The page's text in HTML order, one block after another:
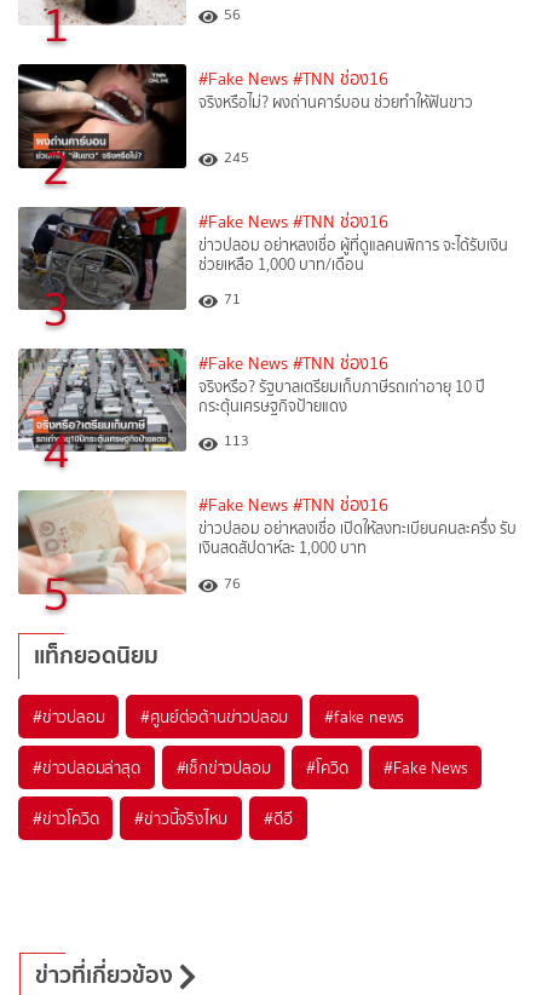
1 56
2
#Fake News #TNN ช่อง16
จริงหรือไม่? ผงถ่านคาร์บอน ช่วยทำให้ฟันขาว
245
3
#Fake News #TNN ช่อง16
ข่าวปลอม อย่าหลงเชื่อ ผู้ที่ดูแลคนพิการ จะได้รับเงิน
ช่วยเหลือ 1,000 บาท/เดือน
71
4
#Fake News #TNN ช่อง16
จริงหรือ? รัฐบาลเตรียมเก็บภาษีรถเก่าอายุ 10 ปี
กระตุ้นเศรษฐกิจป้ายแดง
113
5
#Fake News #TNN ช่อง16
ข่าวปลอม อย่าหลงเชื่อ เปิดให้ลงทะเบียนคนละครึ่ง รับ
เงินสดสัปดาห์ละ 1,000 บาท
76
แท็กยอดนิยม
#ข่าวปลอม #ศูนย์ต่อต้านข่าวปลอม #fake news
#ข่าวปลอมล่าสุด #เช็กข่าวปลอม #โควิด #Fake News
#ข่าวโควิด #ข่าวนี้จริงไหม #ดีอี
ข่าวที่เกี่ยวข้อง